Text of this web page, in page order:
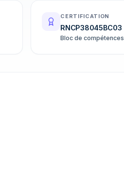
CERTIFICATION
RNCP38045BC03
Bloc de compétences